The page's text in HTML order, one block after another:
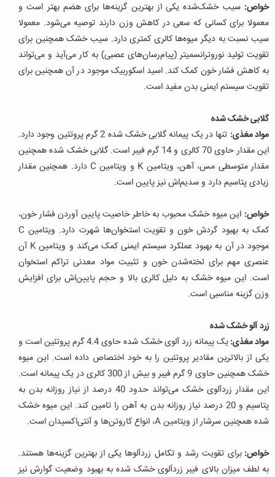
خواص: سیب خشک‌شده یکی از بهترین گزینه‌ها برای هضم بهتر است و
معمولا برای کسانی که سعی در کاهش وزن دارند توصیه می‌شود. معمولا
سیب نسبت به دیگر میوه‌ها کالری کمتری دارد. سیب خشک همچنین برای
تقویت تولید نوروترانسمیتر (پیام‌رسان‌های عصبی) به کار می‌آید و می‌تواند
به کاهش فشار خون کمک کند. اسید اسکوربیک موجود در آن همچنین برای
تقویت سیستم ایمنی بدن مفید است.
گلابی خشک شده
مواد مغذی:
تنها در یک پیمانه گلابی خشک شده 2 گرم پروتئین وجود دارد.
این مقدار حاوی 70 کالری و 14 گرم فیبر است. گلابی خشک شده همچنین
مقدار متوسطی مس، آهن، ویتامین K و ویتامین C دارد. همچنین مقدار
زیادی پتاسیم دارد و سدیم‌اش نیز پایین است.
خواص: این میوه خشک محبوب به خاطر خاصیت پایین آوردن فشار خون،
کمک به بهبود گردش خون و تقویت استخوان‌ها شهرت دارد. ویتامین C
موجود در آن به بهبود عملکرد سیستم ایمنی کمک می‌کند و ویتامین K آن
عنصری مهم برای لخته‌شدن خون و تثبیت مواد معدنی تراکم استخوان
است. این میوه خشک به دلیل کالری بالا و حجم پایین‌اش برای افزایش
وزن گزینه مناسبی است.
زرد آلو خشک شده
مواد مغذی:
یک پیمانه زرد آلوی خشک شده حاوی 4.4 گرم پروتئین است و
یکی از بالاترین مقادیر پروتئین را به خود اختصاص داده است. این میوه
خشک همچنین حاوی 9 گرم فیبر و بیش از 300 کالری در یک پیمانه است.
این مقدار زردآلوی خشک می‌تواند حدود 40 درصد از نیاز روزانه بدن به
پتاسیم و 20 درصد نیاز روزانه بدن به آهن را تامین کند. این میوه خشک
شده همچنین سرشار از ویتامین A، انواع کاروتن‌ها و آنتی‌اکسیدان است.
خواص:برای تقویت رشد و تکامل زردآلوها یکی از بهترین گزینه‌ها هستند.
به لطف میزان بالای فیبر زردآلوی خشک شده به بهبود وضعیت گوارش نیز